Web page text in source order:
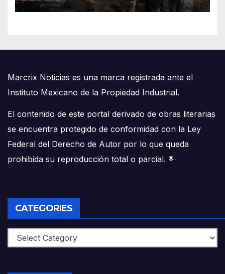
Marcrix Noticias es una marca registrada ante el
Instituto Mexicano de la Propiedad Industrial.
El contenido de este portal derivado de obras literarias
se encuentra protegido de conformidad con la Ley
Federal del Derecho de Autor por lo que queda
prohibida su reproducción total o parcial. ®
CATEGORIES
Categories